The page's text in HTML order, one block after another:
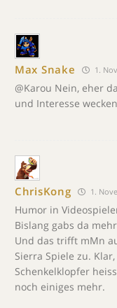
Max Snake 1.
@Karou Nein, eher
und Interesse
ChrisKong 1.
Humor in
Bislang gabs da
Und das trifft mMn
Sierra Spiele zu.
Schenkelklopfer
noch einiges mehr.